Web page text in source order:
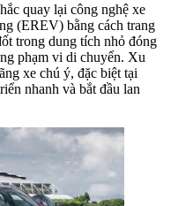
quay lại công nghệ xe
(EREV) bằng cách trang
trong dung tích nhỏ đóng
phạm vi di chuyển. Xu
xe chú ý, đặc biệt tại
nhanh và bắt đầu lan